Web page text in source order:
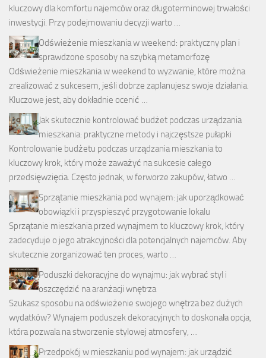
kluczowy dla komfortu najemców oraz długoterminowej trwałości
inwestycji. Przy podejmowaniu decyzji warto …
Odświeżenie mieszkania w weekend: praktyczny plan i
sprawdzone sposoby na szybką metamorfozę
Odświeżenie mieszkania w weekend to wyzwanie, które można
zrealizować z sukcesem, jeśli dobrze zaplanujesz swoje działania.
Kluczowe jest, aby dokładnie ocenić …
Jak skutecznie kontrolować budżet podczas urządzania
mieszkania: praktyczne metody i najczęstsze pułapki
Kontrolowanie budżetu podczas urządzania mieszkania to
kluczowy krok, który może zaważyć na sukcesie całego
przedsięwzięcia. Często jednak, w ferworze zakupów, łatwo …
Sprzątanie mieszkania pod wynajem: jak uporządkować
obowiązki i przyspieszyć przygotowanie lokalu
Sprzątanie mieszkania przed wynajmem to kluczowy krok, który
zadecyduje o jego atrakcyjności dla potencjalnych najemców. Aby
skutecznie zorganizować ten proces, warto …
Poduszki dekoracyjne do wynajmu: jak wybrać styl i
oszczędzić na aranżacji wnętrza
Szukasz sposobu na odświeżenie swojego wnętrza bez dużych
wydatków? Wynajem poduszek dekoracyjnych to doskonała opcja,
która pozwala na stworzenie stylowej atmosfery, …
Przedpokój w mieszkaniu pod wynajem: jak urządzić